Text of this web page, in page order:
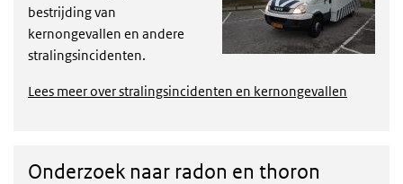
bestrijding van
kernongevallen en andere
stralingsincidenten.
Lees meer over stralingsincidenten en kernongevallen
Onderzoek naar radon en thoron